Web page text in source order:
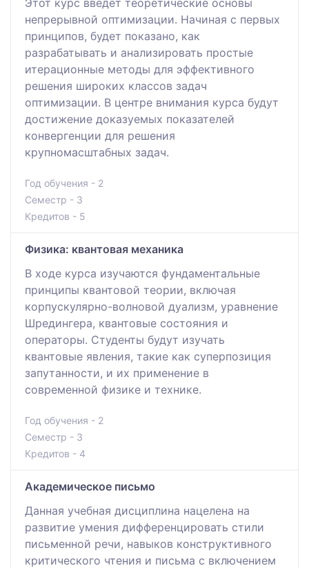
непрерывной оптимизации. Начиная с первых
принципов, будет показано, как
разрабатывать и анализировать простые
итерационные методы для эффективного
решения широких классов задач
оптимизации. В центре внимания курса будут
достижение доказуемых показателей
конвергенции для решения
крупномасштабных задач.
Год обучения - 2
Семестр - 3
Кредитов - 5
Физика: квантовая механика
В ходе курса изучаются фундаментальные
принципы квантовой теории, включая
корпускулярно-волновой дуализм, уравнение
Шредингера, квантовые состояния и
операторы. Студенты будут изучать
квантовые явления, такие как суперпозиция
запутанности, и их применение в
современной физике и технике.
Год обучения - 2
Семестр - 3
Кредитов - 4
Академическое письмо
Данная учебная дисциплина нацелена на
развитие умения дифференцировать стили
письменной речи, навыков конструктивного
критического чтения и письма с включением